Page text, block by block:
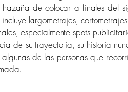
de colocar a finales del
largometrajes,
especialmente spots
de su trayectoria, su historia
de las personas que